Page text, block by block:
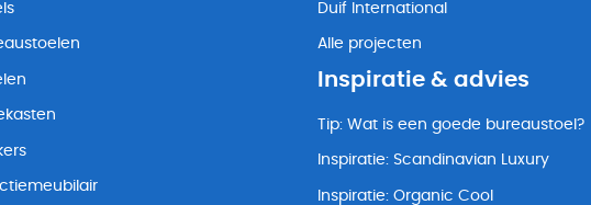
Duif International
Alle projecten
Inspiratie & advies
Tip: Wat is een goede bureaustoel?
Inspiratie: Scandinavian Luxury
Inspiratie: Organic Cool